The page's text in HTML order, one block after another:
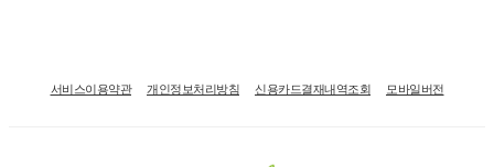
서비스이용약관 개인정보처리방침 신용카드결재내역조회 모바일버전